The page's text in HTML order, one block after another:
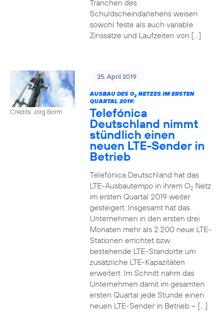
Tranchen des
Schuldscheindarlehens weisen
sowohl feste als auch variable
Zinssätze und Laufzeiten von […]
Credits: Jörg Borm
25. April 2019
AUSBAU DES O2NETZES IM ERSTEN
QUARTAL 2019:
Telefónica
Deutschland nimmt
stündlich einen
neuen LTE-Sender in
Betrieb
Telefónica Deutschland hat das
LTE-Ausbautempo in ihrem O2Netz
im ersten Quartal 2019 weiter
gesteigert. Insgesamt hat das
Unternehmen in den ersten drei
Monaten mehr als 2.200 neue LTE-
Stationen errichtet bzw.
bestehende LTE-Standorte um
zusätzliche LTE-Kapazitäten
erweitert. Im Schnitt nahm das
Unternehmen damit im gesamten
ersten Quartal jede Stunde einen
neuen LTE-Sender in Betrieb – […]